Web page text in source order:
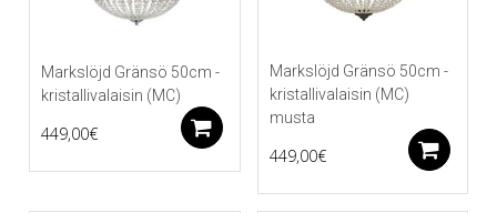
Markslöjd Gränsö 50cm -
kristallivalaisin (MC)
449,00€ Lisää ostoskoriin
Markslöjd Gränsö 50cm -
kristallivalaisin (MC)
musta
449,00€